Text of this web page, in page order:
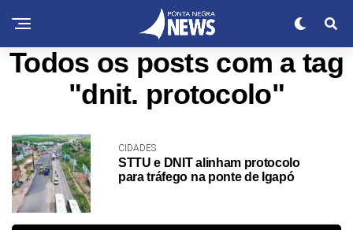
Todos os posts com a tag
"dnit. protocolo"
CIDADES
STTU e DNIT alinham protocolo
para tráfego na ponte de Igapó